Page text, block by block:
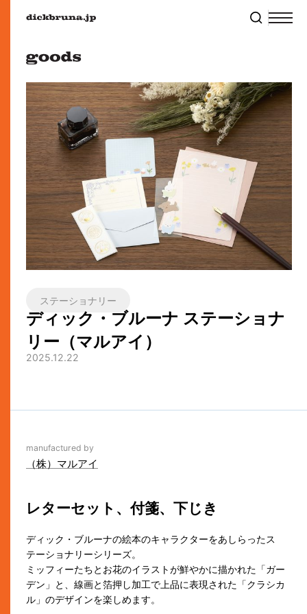
ステーショナリー
ディック・ブルーナ ステーショナ
リー（マルアイ）
2025.12.22
manufactured by
（株）マルアイ
レターセット、付箋、下じき
ディック・ブルーナの絵本のキャラクターをあしらったス
テーショナリーシリーズ。
ミッフィーたちとお花のイラストが鮮やかに描かれた「ガー
デン」と、線画と箔押し加工で上品に表現された「クラシカ
ル」のデザインを楽しめます。